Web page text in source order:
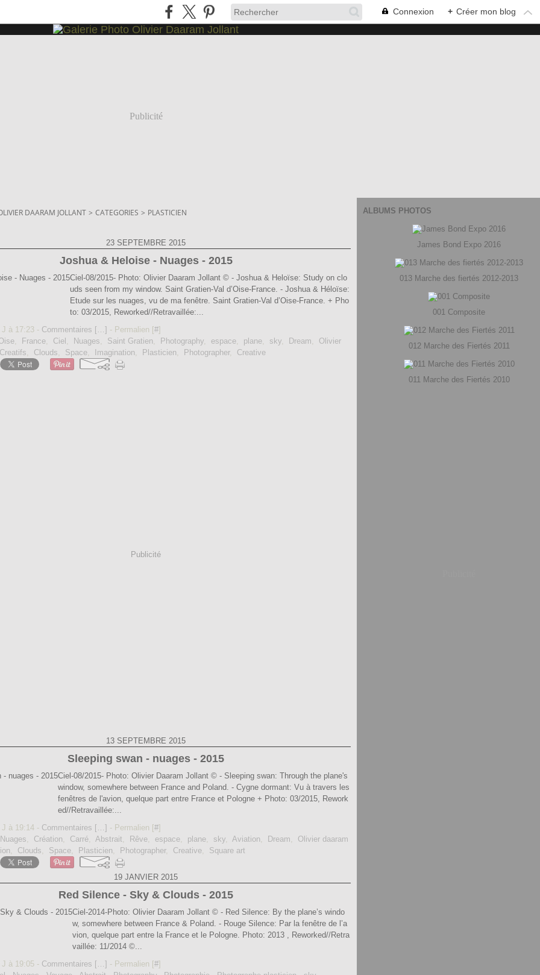
Connexion + Créer mon blog
Publicité
DAARAM JOLLANT > CATEGORIES > PLASTICIEN
23 SEPTEMBRE 2015
Joshua & Heloise - Nuages - 2015
Ciel-08/2015- Photo: Olivier Daaram Jollant © - Joshua & Heloïse: Study on clo
uds seen from my window. Saint Gratien-Val d’Oise-France. - Joshua & Héloïse:
Etude sur les nuages, vu de ma fenêtre. Saint Gratien-Val d’Oise-France. + Pho
to: 03/2015, Reworked//Retravaillée:...
J à 17:23 - Commentaires [ …] - Permalien [#]
, France, Ciel , Nuages, Saint Gratien, Photography, espace, plane, sky, Dream, Olivier
Creatifs, Clouds, Space, Imagination, Plasticien, Photographer, Creative
Publicité
13 SEPTEMBRE 2015
Sleeping swan - nuages - 2015
Ciel-08/2015- Photo: Olivier Daaram Jollant © - Sleeping swan: Through the plane's
window, somewhere between France and Poland. - Cygne dormant: Vu à travers les
fenêtres de l'avion, quelque part entre France et Pologne + Photo: 03/2015, Rework
ed//Retravaillée:...
J à 19:14 - Commentaires [ …] - Permalien [#]
Nuages, Création, Carré, Abstrait, Rêve, espace, plane, sky, Aviation, Dream, Olivier daaram
, Clouds, Space, Plasticien, Photographer, Creative, Square art
19 JANVIER 2015
Red Silence - Sky & Clouds - 2015
Ciel-2014-Photo: Olivier Daaram Jollant © - Red Silence: By the plane’s windo
w, somewhere between France & Poland. - Rouge Silence: Par la fenêtre de l’a
vion, quelque part entre la France et le Pologne. Photo: 2013 , Reworked//Retra
vaillée: 11/2014 ©...
J à 19:05 - Commentaires [ …] - Permalien [#]
ALBUMS PHOTOS
James Bond Expo 2016
013 Marche des fiertés 2012-2013
001 Composite
012 Marche des Fiertés 2011
011 Marche des Fiertés 2010